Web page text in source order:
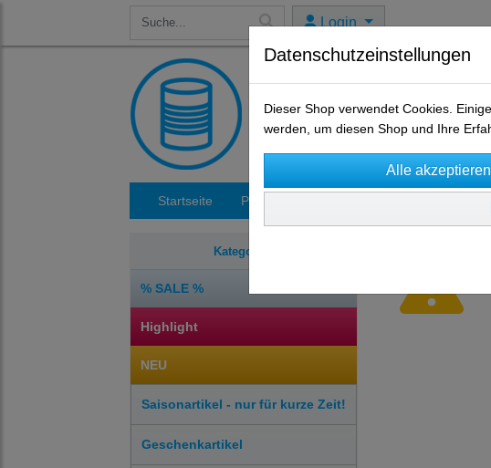
Login
Startseite Produkte
Kategorien
% SALE %
Highlight
NEU
Saisonartikel - nur für kurze Zeit!
Geschenkartikel
Datenschutzeinstellungen
Dieser Shop verwendet Cookies.
werden, um diesen Shop und Ihre